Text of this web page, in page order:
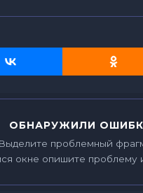
ОБНАРУЖИЛИ
Выделите проблемный
окне опишите проблему